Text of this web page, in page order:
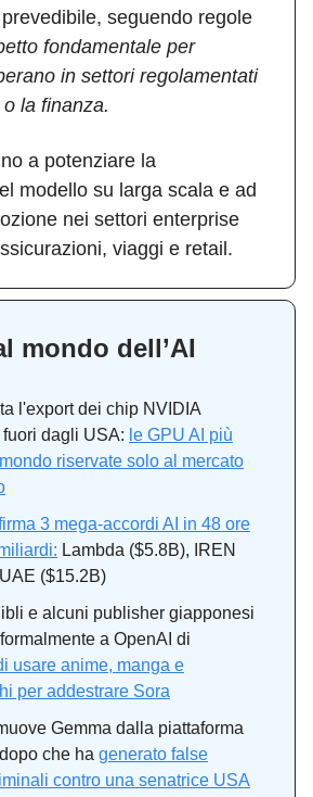
seguendo regole
fondamentale per
in settori regolamentati
la finanza.
a potenziare la
modello su larga scala e ad
nei settori enterprise
viaggi e retail.
mondo dell’AI
l'export dei chip NVIDIA
dagli USA: le GPU AI più
riservate solo al mercato
3 mega-accordi AI in 48 ore
Lambda ($5.8B), IREN
($15.2B)
e alcuni publisher giapponesi
a OpenAI di
usare anime, manga e
per addestrare Sora
Gemma dalla piattaforma
che ha generato false
contro una senatrice USA